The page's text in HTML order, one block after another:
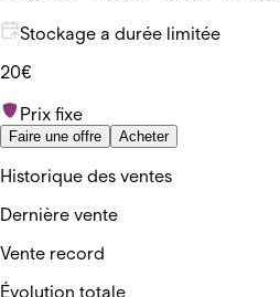
Stockage a durée limitée
20€
Prix fixe
Faire une offre Acheter
Historique des ventes
Dernière vente
Vente record
Évolution totale